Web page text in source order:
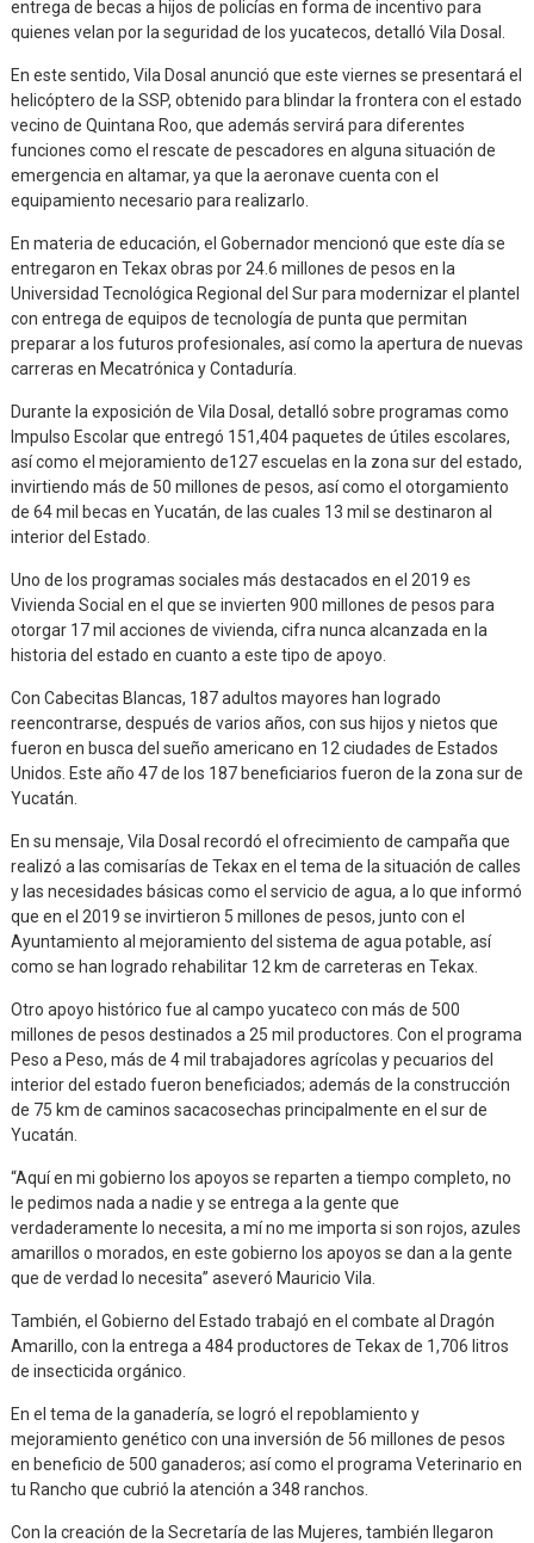
entrega de becas a hijos de policías en forma de incentivo para
quienes velan por la seguridad de los yucatecos, detalló Vila Dosal.
En este sentido, Vila Dosal anunció que este viernes se presentará el
helicóptero de la SSP, obtenido para blindar la frontera con el estado
vecino de Quintana Roo, que además servirá para diferentes
funciones como el rescate de pescadores en alguna situación de
emergencia en altamar, ya que la aeronave cuenta con el
equipamiento necesario para realizarlo.
En materia de educación, el Gobernador mencionó que este día se
entregaron en Tekax obras por 24.6 millones de pesos en la
Universidad Tecnológica Regional del Sur para modernizar el plantel
con entrega de equipos de tecnología de punta que permitan
preparar a los futuros profesionales, así como la apertura de nuevas
carreras en Mecatrónica y Contaduría.
Durante la exposición de Vila Dosal, detalló sobre programas como
Impulso Escolar que entregó 151,404 paquetes de útiles escolares,
así como el mejoramiento de127 escuelas en la zona sur del estado,
invirtiendo más de 50 millones de pesos, así como el otorgamiento
de 64 mil becas en Yucatán, de las cuales 13 mil se destinaron al
interior del Estado.
Uno de los programas sociales más destacados en el 2019 es
Vivienda Social en el que se invierten 900 millones de pesos para
otorgar 17 mil acciones de vivienda, cifra nunca alcanzada en la
historia del estado en cuanto a este tipo de apoyo.
Con Cabecitas Blancas, 187 adultos mayores han logrado
reencontrarse, después de varios años, con sus hijos y nietos que
fueron en busca del sueño americano en 12 ciudades de Estados
Unidos. Este año 47 de los 187 beneficiarios fueron de la zona sur de
Yucatán.
En su mensaje, Vila Dosal recordó el ofrecimiento de campaña que
realizó a las comisarías de Tekax en el tema de la situación de calles
y las necesidades básicas como el servicio de agua, a lo que informó
que en el 2019 se invirtieron 5 millones de pesos, junto con el
Ayuntamiento al mejoramiento del sistema de agua potable, así
como se han logrado rehabilitar 12 km de carreteras en Tekax.
Otro apoyo histórico fue al campo yucateco con más de 500
millones de pesos destinados a 25 mil productores. Con el programa
Peso a Peso, más de 4 mil trabajadores agrícolas y pecuarios del
interior del estado fueron beneficiados; además de la construcción
de 75 km de caminos sacacosechas principalmente en el sur de
Yucatán.
“Aquí en mi gobierno los apoyos se reparten a tiempo completo, no
le pedimos nada a nadie y se entrega a la gente que
verdaderamente lo necesita, a mí no me importa si son rojos, azules
amarillos o morados, en este gobierno los apoyos se dan a la gente
que de verdad lo necesita” aseveró Mauricio Vila.
También, el Gobierno del Estado trabajó en el combate al Dragón
Amarillo, con la entrega a 484 productores de Tekax de 1,706 litros
de insecticida orgánico.
En el tema de la ganadería, se logró el repoblamiento y
mejoramiento genético con una inversión de 56 millones de pesos
en beneficio de 500 ganaderos; así como el programa Veterinario en
tu Rancho que cubrió la atención a 348 ranchos.
Con la creación de la Secretaría de las Mujeres, también llegaron